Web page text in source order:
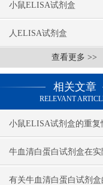
小鼠ELISA试剂盒
人ELISA试剂盒
查看更多 >>
相关文章
RELEVANT
小鼠ELISA试剂盒的重复
估？
牛血清白蛋白试剂盒在
分为多种类型测定
有关牛血清白蛋白试剂